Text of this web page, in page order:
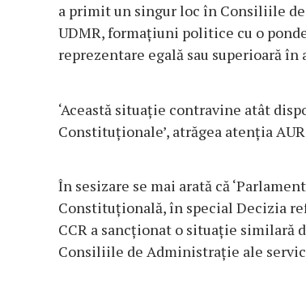
a primit un singur loc în Consiliile de
UDMR, formațiuni politice cu o
reprezentare egală sau superioară în
‘Această situație contravine atât
Constituționale’, atrăgea atenția
În sesizare se mai arată că
Constituțională, în special Decizia
CCR a sancționat o situație
Consiliile de Administrație ale